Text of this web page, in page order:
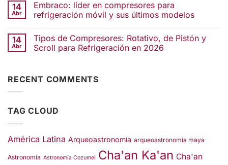
14
Abr
Embraco: líder en compresores para
refrigeración móvil y sus últimos modelos
14
Abr
Tipos de Compresores: Rotativo, de Pistón y
Scroll para Refrigeración en 2026
RECENT COMMENTS
TAG CLOUD
América Latina Arqueoastronomía arqueoastronomía maya
Astronomía Astronomía Cozumel Cha'an Ka'an Cha'an